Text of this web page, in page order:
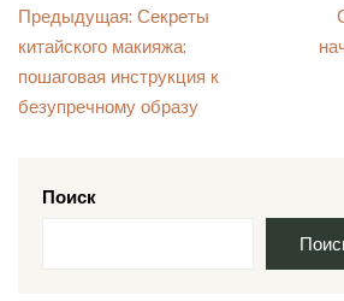
Навигация
по
записям
Предыдущая: Секреты
китайского макияжа:
пошаговая инструкция к
безупречному образу
Поиск